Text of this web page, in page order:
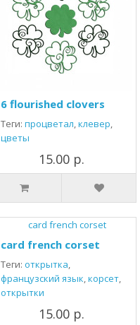
6 flourished clovers
Теги: процветал,клевер,
цветы
15.00 р.
card french corset
Теги: открытка,
французский язык,корсет,
открытки
15.00 р.